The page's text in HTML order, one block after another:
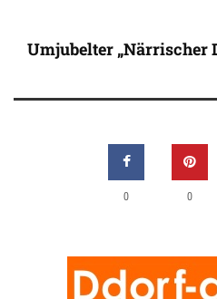
Umjubelter „Närrischer
0 0